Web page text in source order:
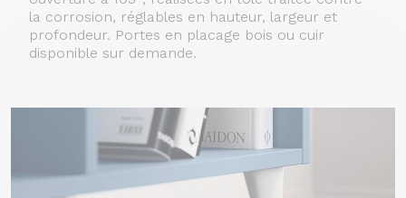
Continuer sans accepter
la corrosion, réglables en hauteur, largeur et
profondeur. Portes en placage bois ou cuir
disponible sur demande.